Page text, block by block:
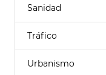
Sanidad
Tráfico
Urbanismo